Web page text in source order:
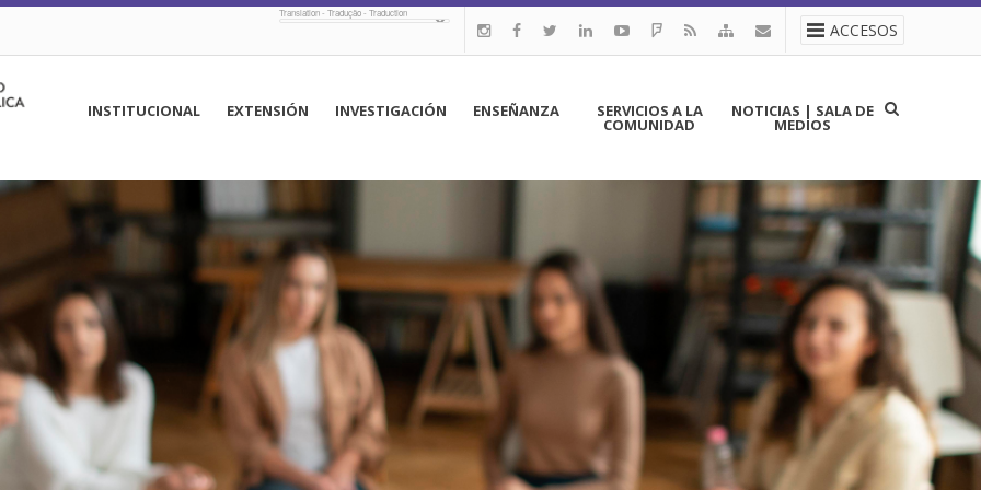
ACCESOS
Translation - Tradução - Traduction
principal
INSTITUCIONAL EXTENSIÓN INVESTIGACIÓN ENSEÑANZA SERVICIOS A LA
COMUNIDAD
NOTICIAS | SALA DE
MEDIOS